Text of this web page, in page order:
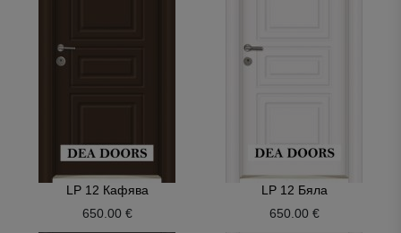
LP 12 Кафява
650.00 €
LP 12 Бяла
650.00 €